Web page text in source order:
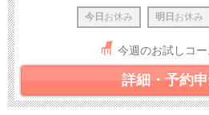
今日 お休み 明日 お休み
今週のお試しコー
詳細・予約